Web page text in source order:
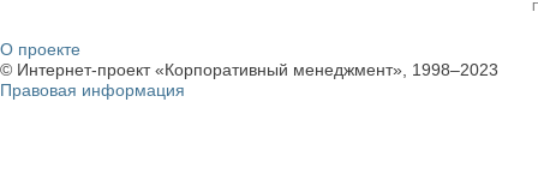
О проекте
© Интернет-проект «Корпоративный менеджмент», 1998–2023
Правовая информация